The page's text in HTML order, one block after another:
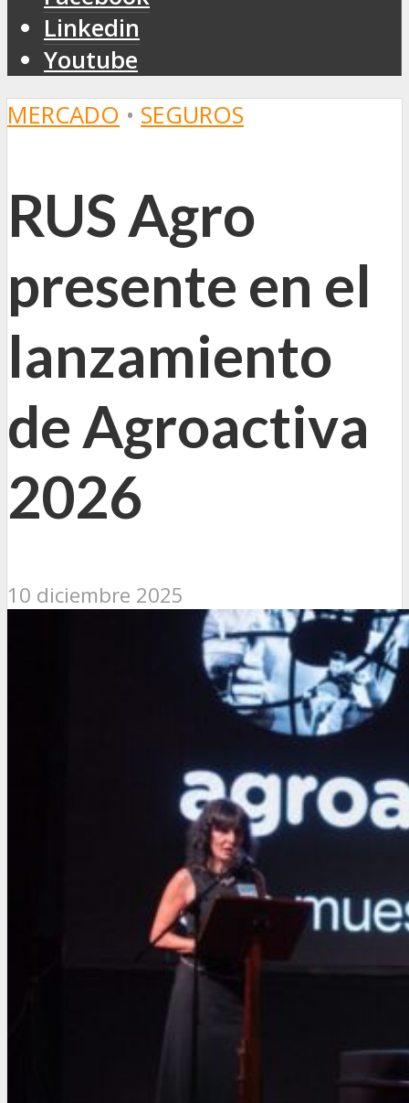
Linkedin
Youtube
MERCADO • SEGUROS
RUS Agro
presente en el
lanzamiento
de Agroactiva
2026
10 diciembre 2025